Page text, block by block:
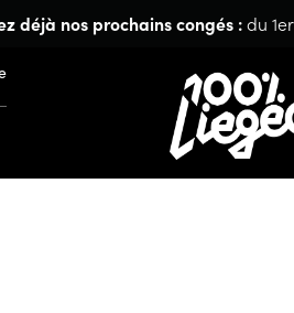
déjà nos prochains congés :du